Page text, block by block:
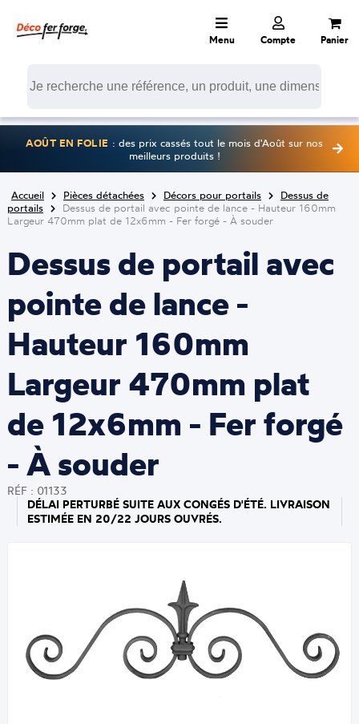
Menu Compte Panier
AOÛT EN FOLIE : des prix cassés tout le mois d'Août sur nos
meilleurs produits !
Accueil Pièces détachées Décors pour portails
Dessus de
portails
Dessus de portail avec pointe de lance - Hauteur 160mm
Largeur 470mm plat de 12x6mm - Fer forgé - À souder
Dessus de portail avec
pointe de lance -
Hauteur 160mm
Largeur 470mm plat
de 12x6mm - Fer forgé
- À souder
RÉF : 01133
DÉLAI PERTURBÉ SUITE AUX CONGÉS D'ÉTÉ. LIVRAISON
ESTIMÉE EN 20/22 JOURS OUVRÉS.